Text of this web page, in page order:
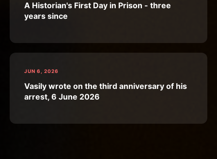
A Historian's First Day in Prison - three
years since
JUN 6, 2026
Vasily wrote on the third anniversary of his
arrest, 6 June 2026